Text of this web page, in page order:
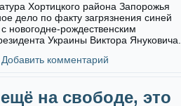
Хортицкого района Запорожья
дело по факту загрязнения синей
новогодне-рождественским
Украины Виктора Януковича.
Добавить комментарий
на свободе, это